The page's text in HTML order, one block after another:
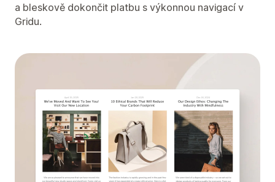
a bleskově dokončit platbu s výkonnou navigací v
Gridu.